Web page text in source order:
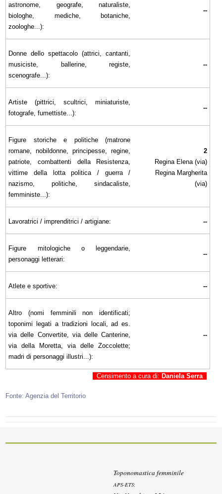
astronome, geografe, naturaliste,
biologhe, mediche, botaniche,
zoologhe...):
--
Donne dello spettacolo (attrici, cantanti,
musiciste, ballerine, registe,
scenografe...):
--
Artiste (pittrici, scultrici, miniaturiste,
fotografe, fumettiste...):
--
Figure storiche e politiche (matrone
romane, nobildonne, principesse, regine,
patriote, combattenti della Resistenza,
vittime della lotta politica / guerra /
nazismo, politiche, sindacaliste,
femministe...):
2
Regina Elena (via)
Regina Margherita
(via)
Lavoratrici / imprenditrici / artigiane: --
Figure mitologiche o leggendarie,
personaggi letterari:
--
Atlete e sportive: --
Altro (nomi femminili non identificati;
toponimi legati a tradizioni locali, ad es.
via delle Convertite, via delle Canterine,
via della Moretta, via delle Zoccolette;
madri di personaggi illustri...):
--
Censimento a cura di: Daniela Serra
Fonte: Agenzia del Territorio
Toponomastica femminile
APS-ETS: